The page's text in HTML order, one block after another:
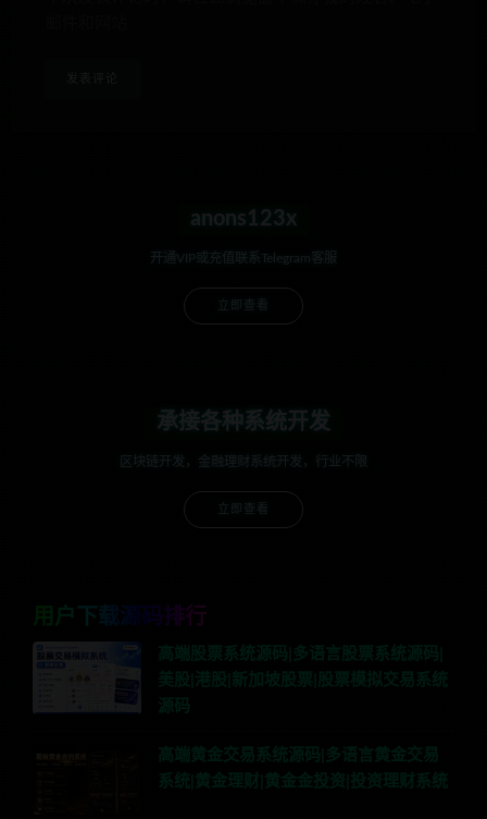
anons123x
开通VIP或充值联系Telegram客服
立即查看
承接各种系统开发
区块链开发，金融理财系统开发，行业不限
立即查看
用户下载源码排行
高端股票系统源码|多语言股票系统源码|
美股|港股|新加坡股票|股票模拟交易系统
源码
高端黄金交易系统源码|多语言黄金交易
系统|黄金理财|黄金金投资|投资理财系统